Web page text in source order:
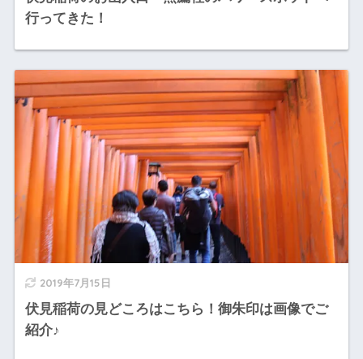
行ってきた！
2019年7月15日
伏見稲荷の見どころはこちら！御朱印は画像でご
紹介♪